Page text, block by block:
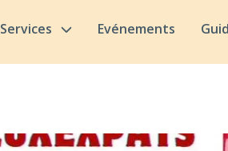
Services Evénements